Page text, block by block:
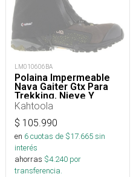
LM010606BA
Polaina Impermeable
Nava Gaiter Gtx Para
Trekking, Nieve Y
Montaña
Kahtoola
$ 105.990
en 6cuotas de $17.665sin
interés
ahorras $4.240 por
transferencia.